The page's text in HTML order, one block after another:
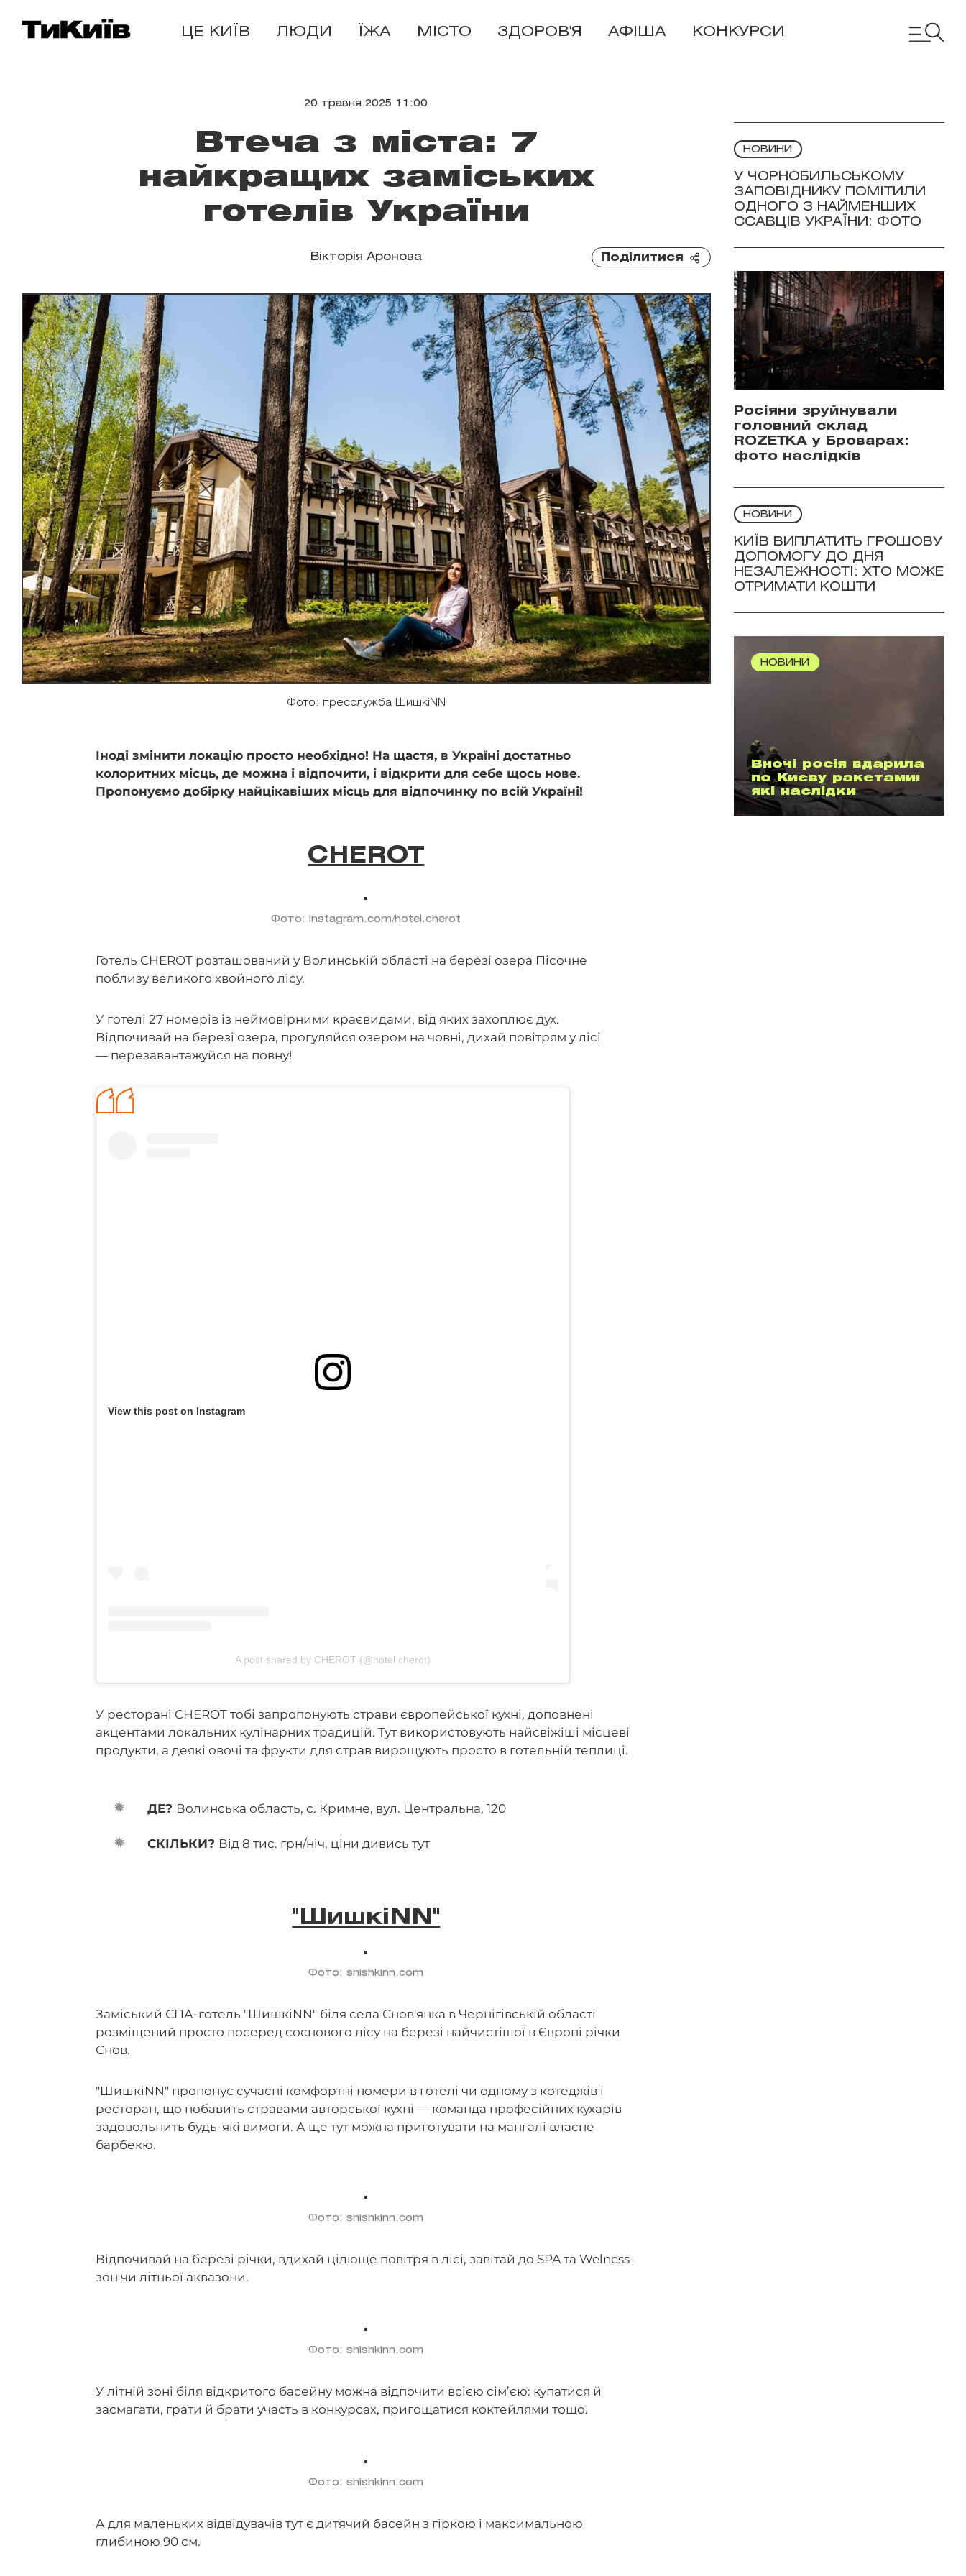
ЦЕ КИЇВ ЛЮДИ ЇЖА МІСТО ЗДОРОВ'Я АФІША КОНКУРСИ
20 травня 2025 11:00
Втеча з міста: 7
найкращих заміських
готелів України
Вікторія Аронова Поділитися
Фото: пресслужба ШишкiNN
Іноді змінити локацію просто необхідно! На щастя, в Україні достатньо
колоритних місць, де можна і відпочити, і відкрити для себе щось нове.
Пропонуємо добірку найцікавіших місць для відпочинку по всій Україні!
CHEROT
Фото: instagram.com/hotel.cherot
Готель CHEROT розташований у Волинській області на березі озера Пісочне
поблизу великого хвойного лісу.
У готелі 27 номерів із неймовірними краєвидами, від яких захоплює дух.
Відпочивай на березі озера, прогуляйся озером на човні, дихай повітрям у лісі
— перезавантажуйся на повну!
View this post on Instagram
A post shared by CHEROT (@hotel.cherot)
У ресторані CHEROT тобі запропонують страви європейської кухні, доповнені
акцентами локальних кулінарних традицій. Тут використовують найсвіжіші місцеві
продукти, а деякі овочі та фрукти для страв вирощують просто в готельній теплиці.
ДЕ? Волинська область, с. Кримне, вул. Центральна, 120
СКІЛЬКИ? Від 8 тис. грн/ніч, ціни дивисьтут
"ШишкiNN"
Фото: shishkinn.com
Заміський СПА-готель "ШишкiNN" біля села Снов'янка в Чернігівській області
розміщений просто посеред соснового лісу на березі найчистішої в Європі річки
Снов.
"ШишкiNN" пропонує сучасні комфортні номери в готелі чи одному з котеджів і
ресторан, що побавить стравами авторської кухні — команда професійних кухарів
задовольнить будь-які вимоги. А ще тут можна приготувати на мангалі власне
барбекю.
Фото: shishkinn.com
Відпочивай на березі річки, вдихай цілюще повітря в лісі, завітай до SPA та Welness-
зон чи літньої аквазони.
Фото: shishkinn.com
У літній зоні біля відкритого басейну можна відпочити всією сім’єю: купатися й
засмагати, грати й брати участь в конкурсах, пригощатися коктейлями тощо.
Фото: shishkinn.com
А для маленьких відвідувачів тут є дитячий басейн з гіркою і максимальною
глибиною 90 см.
НОВИНИ
У ЧОРНОБИЛЬСЬКОМУ
ЗАПОВІДНИКУ ПОМІТИЛИ
ОДНОГО З НАЙМЕНШИХ
ССАВЦІВ УКРАЇНИ: ФОТО
Росіяни зруйнували
головний склад
ROZETKA у Броварах:
фото наслідків
НОВИНИ
КИЇВ ВИПЛАТИТЬ ГРОШОВУ
ДОПОМОГУ ДО ДНЯ
НЕЗАЛЕЖНОСТІ: ХТО МОЖЕ
ОТРИМАТИ КОШТИ
НОВИНИ
Вночі росія вдарила
по Києву ракетами:
які наслідки